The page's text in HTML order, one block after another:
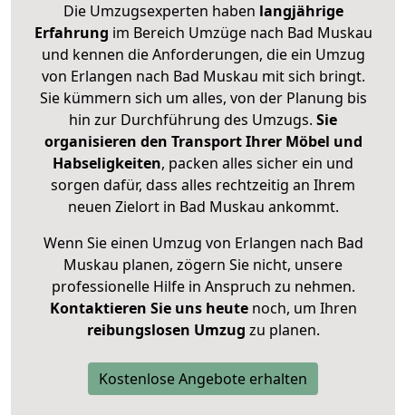
Die Umzugsexperten haben langjährige
Erfahrung im Bereich Umzüge nach Bad Muskau
und kennen die Anforderungen, die ein Umzug
von Erlangen nach Bad Muskau mit sich bringt.
Sie kümmern sich um alles, von der Planung bis
hin zur Durchführung des Umzugs. Sie
organisieren den Transport Ihrer Möbel und
Habseligkeiten, packen alles sicher ein und
sorgen dafür, dass alles rechtzeitig an Ihrem
neuen Zielort in Bad Muskau ankommt.
Wenn Sie einen Umzug von Erlangen nach Bad
Muskau planen, zögern Sie nicht, unsere
professionelle Hilfe in Anspruch zu nehmen.
Kontaktieren Sie uns heutenoch, um Ihren
reibungslosen Umzug zu planen.
Kostenlose Angebote erhalten